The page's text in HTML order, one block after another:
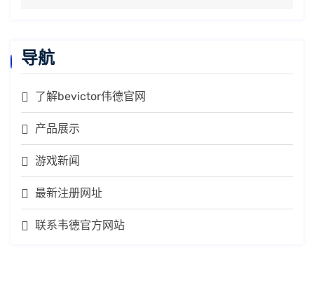
导航
了解bevictor伟德官网
产品展示
游戏新闻
最新注册网址
联系韦德官方网站